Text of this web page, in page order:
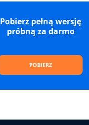
Pobierz pełną wersję
próbną za darmo
POBIERZ